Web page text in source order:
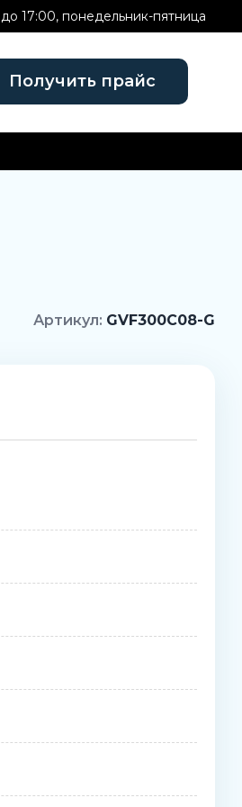
17:00, понедельник-пятница
Получить прайс
Артикул: GVF300C08-G